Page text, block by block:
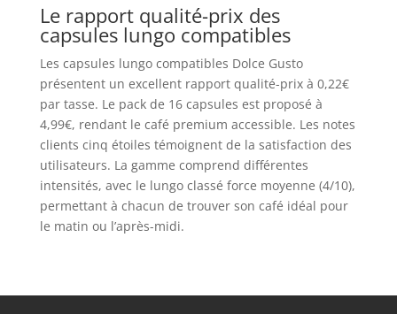
Le rapport qualité-prix des
capsules lungo compatibles
Les capsules lungo compatibles Dolce Gusto
présentent un excellent rapport qualité-prix à 0,22€
par tasse. Le pack de 16 capsules est proposé à
4,99€, rendant le café premium accessible. Les notes
clients cinq étoiles témoignent de la satisfaction des
utilisateurs. La gamme comprend différentes
intensités, avec le lungo classé force moyenne (4/10),
permettant à chacun de trouver son café idéal pour
le matin ou l’après-midi.